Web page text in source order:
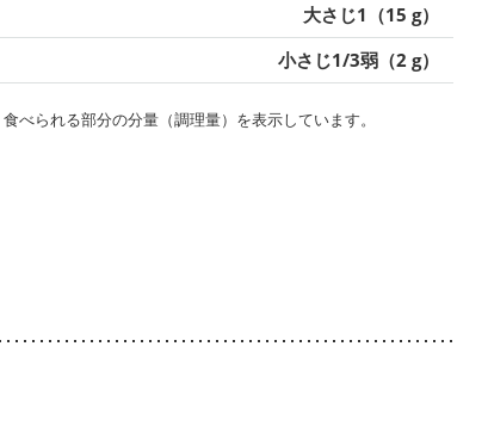
大さじ1（15 g）
小さじ1/3弱（2 g）
べられる部分の分量（調理量）を表示しています。